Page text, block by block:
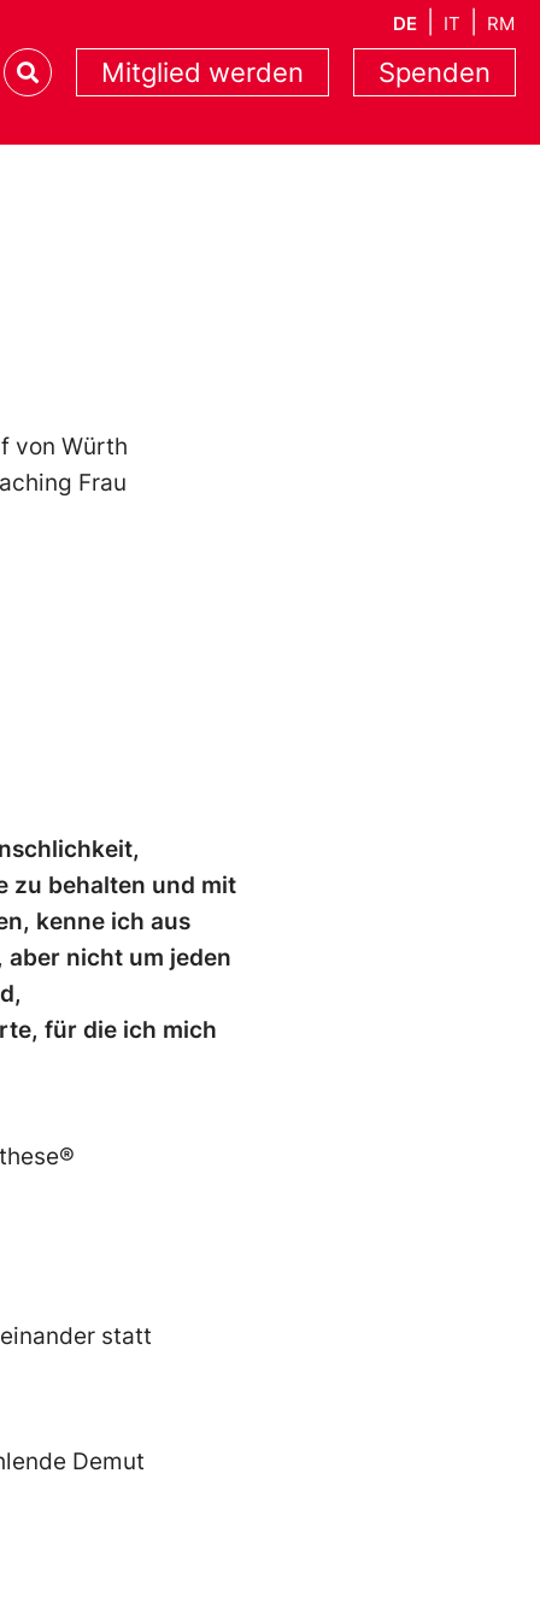
DE IT RM
Mitglied werden Spenden
von Würth
Frau
zu behalten und mit
kenne ich aus
nicht um jeden
für die ich mich
statt
Demut